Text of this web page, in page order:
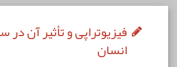
فیزیوتراپی و تأثیر آن در سلامت
انسان